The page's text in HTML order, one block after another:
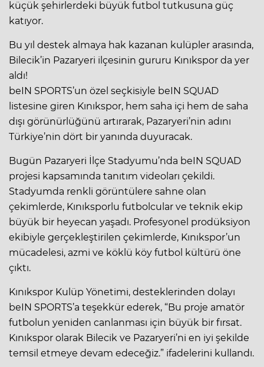
küçük şehirlerdeki büyük futbol tutkusuna güç
katıyor.
Bu yıl destek almaya hak kazanan kulüpler arasında,
Bilecik’in Pazaryeri ilçesinin gururu Kınıkspor da yer
aldı!
beIN SPORTS’un özel seçkisiyle beIN SQUAD
listesine giren Kınıkspor, hem saha içi hem de saha
dışı görünürlüğünü artırarak, Pazaryeri’nin adını
Türkiye’nin dört bir yanında duyuracak.
Bugün Pazaryeri İlçe Stadyumu’nda beIN SQUAD
projesi kapsamında tanıtım videoları çekildi.
Stadyumda renkli görüntülere sahne olan
çekimlerde, Kınıksporlu futbolcular ve teknik ekip
büyük bir heyecan yaşadı. Profesyonel prodüksiyon
ekibiyle gerçekleştirilen çekimlerde, Kınıkspor’un
mücadelesi, azmi ve köklü köy futbol kültürü öne
çıktı.
Kınıkspor Kulüp Yönetimi, desteklerinden dolayı
beIN SPORTS’a teşekkür ederek, “Bu proje amatör
futbolun yeniden canlanması için büyük bir fırsat.
Kınıkspor olarak Bilecik ve Pazaryeri’ni en iyi şekilde
temsil etmeye devam edeceğiz.” ifadelerini kullandı.